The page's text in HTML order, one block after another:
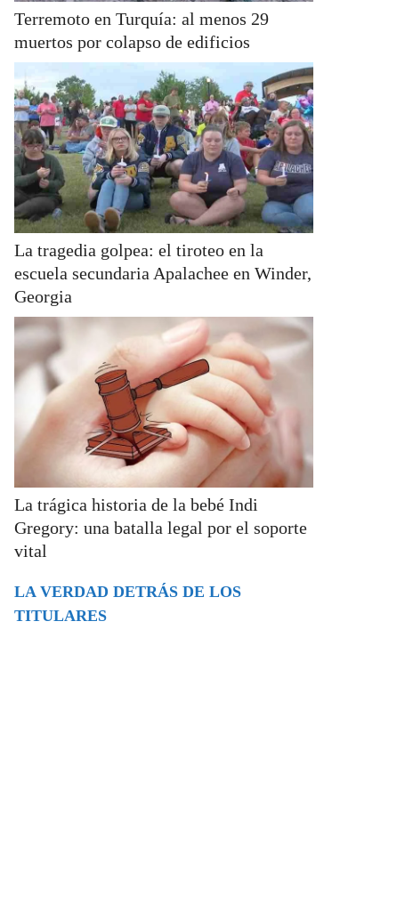
Terremoto en Turquía: al menos 29
muertos por colapso de edificios
La tragedia golpea: el tiroteo en la
escuela secundaria Apalachee en Winder,
Georgia
La trágica historia de la bebé Indi
Gregory: una batalla legal por el soporte
vital
LA VERDAD DETRÁS DE LOS
TITULARES